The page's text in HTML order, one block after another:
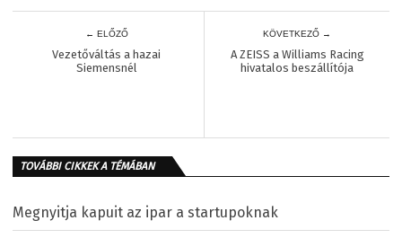
← ELŐZŐ
Vezetőváltás a hazai
Siemensnél
KÖVETKEZŐ →
A ZEISS a Williams Racing
hivatalos beszállítója
TOVÁBBI CIKKEK A TÉMÁBAN
Megnyitja kapuit az ipar a startupoknak